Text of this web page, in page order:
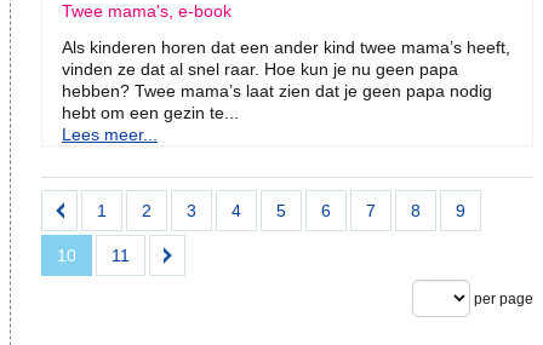
Twee mama's, e-book
Als kinderen horen dat een ander kind twee mama’s heeft,
vinden ze dat al snel raar. Hoe kun je nu geen papa
hebben? Twee mama’s laat zien dat je geen papa nodig
hebt om een gezin te...
Lees meer...
1 2 3 4 5 6 7 8 9
10 11
per page